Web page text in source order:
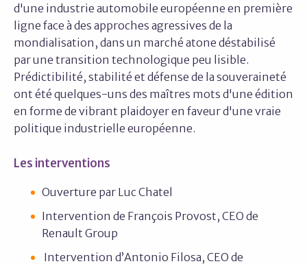
d'une industrie automobile européenne en première
ligne face à des approches agressives de la
mondialisation, dans un marché atone déstabilisé
par une transition technologique peu lisible.
Prédictibilité, stabilité et défense de la souveraineté
ont été quelques-uns des maîtres mots d'une édition
en forme de vibrant plaidoyer en faveur d'une vraie
politique industrielle européenne.
Les interventions
Ouverture par Luc Chatel
Intervention de François Provost, CEO de
Renault Group
Intervention d’Antonio Filosa, CEO de